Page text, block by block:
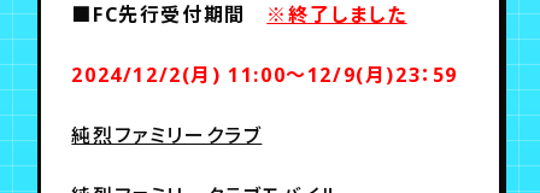
■FC先行受付期間 ※終了しました
2024/12/2(月) 11:00～12/9(月)23：59
純烈ファミリークラブ